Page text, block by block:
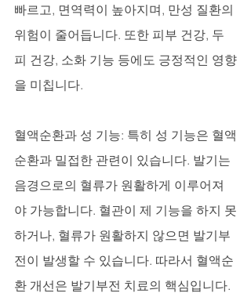
빠르고, 면역력이 높아지며, 만성 질환의
위험이 줄어듭니다. 또한 피부 건강, 두
피 건강, 소화 기능 등에도 긍정적인 영향
을 미칩니다.
혈액순환과 성 기능: 특히 성 기능은 혈액
순환과 밀접한 관련이 있습니다. 발기는
음경으로의 혈류가 원활하게 이루어져
야 가능합니다. 혈관이 제 기능을 하지 못
하거나, 혈류가 원활하지 않으면 발기부
전이 발생할 수 있습니다. 따라서 혈액순
환 개선은 발기부전 치료의 핵심입니다.